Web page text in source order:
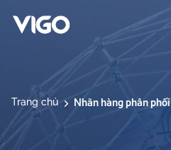
Trang chủ Nhãn hàng phân phối